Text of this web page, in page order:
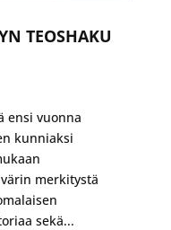
TEOSHAKU
ensi vuonna
kunniaksi
merkitystä
sekä...